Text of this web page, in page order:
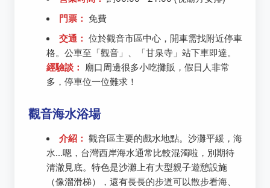
門票： 免費
交通： 位於觀音市區中心，開車需找附近停車
格。公車至「觀音」、「甘泉寺」站下車即達。
經驗談： 廟口周邊很多小吃攤販，假日人非常
多，停車位一位難求！
觀音海水浴場
介紹： 觀音區主要的戲水地點。沙灘平緩，海
水...嗯，台灣西岸海水通常比較混濁啦，別期待
清澈見底。特色是沙灘上有大型親子遊憩設施
（像溜滑梯），還有長長的步道可以散步看海、